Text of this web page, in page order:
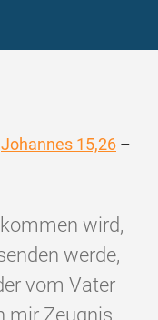
Johannes 15,26 –
wird,
werde,
vom Vater
mir Zeugnis